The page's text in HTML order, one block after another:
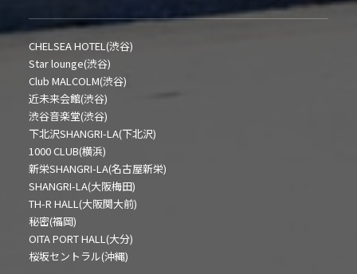
CHELSEA HOTEL(渋谷)
Star lounge(渋谷)
Club MALCOLM(渋谷)
近未来会館(渋谷)
渋谷音楽堂(渋谷)
下北沢SHANGRI-LA(下北沢)
1000 CLUB(横浜)
新栄SHANGRI-LA(名古屋新栄)
SHANGRI-LA(大阪梅田)
TH-R HALL(大阪関大前)
秘密(福岡)
OITA PORT HALL(大分)
桜坂セントラル(沖縄)